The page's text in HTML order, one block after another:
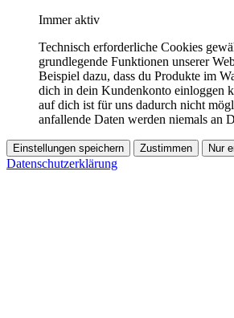
Immer aktiv
Technisch erforderliche Cookies
grundlegende Funktionen unserer
Beispiel dazu, dass du Produkte im
dich in dein Kundenkonto einloggen
auf dich ist für uns dadurch nicht
anfallende Daten werden niemals an
Einstellungen speichern Zustimmen Nur
Datenschutzerklärung